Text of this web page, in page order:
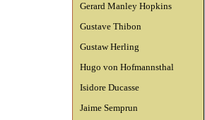
Gerard Manley Hopkins
Gustave Thibon
Gustaw Herling
Hugo von Hofmannsthal
Isidore Ducasse
Jaime Semprun